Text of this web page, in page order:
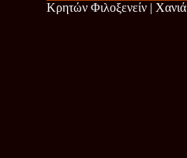
Κρητών Φιλοξενείν | Χανιά